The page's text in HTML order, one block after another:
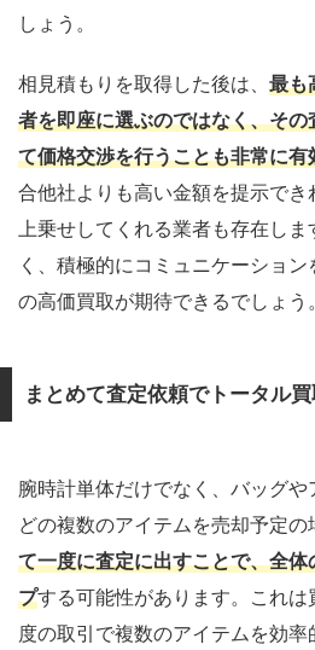
しょう。
相見積もりを取得した後は、 最も
者を即座に選ぶのではなく、そ
て価格交渉を行うことも非常に有
合他社よりも高い金額を提示で
上乗せしてくれる業者も存在し
く、積極的にコミュニケーショ
の高価買取が期待できるでしょう。
まとめて査定依頼でトータル
腕時計単体だけでなく、バッグ
どの複数のアイテムを売却予定の
て一度に査定に出すことで、全
プする可能性があります。これ
度の取引で複数のアイテムを効